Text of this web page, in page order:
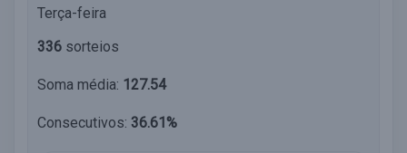
Terça-feira
336 sorteios
Soma média: 127.54
Consecutivos: 36.61%